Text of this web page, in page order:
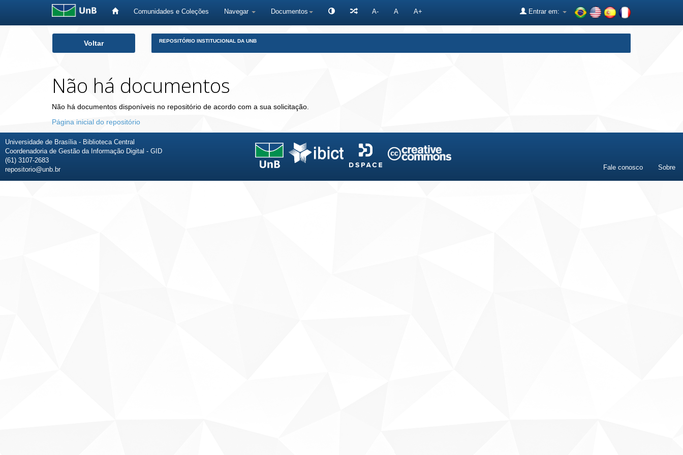
Comunidades e Coleções Navegar Documentos A- A A+ Entrar em:
Voltar REPOSITÓRIO INSTITUCIONAL DA UNB
Não há documentos
Não há documentos disponíveis no repositório de acordo com a sua solicitação.
Página inicial do repositório
Universidade de Brasília - Biblioteca Central
Coordenadoria de Gestão da Informação Digital - GID
(61) 3107-2683
repositorio@unb.br
Fale conosco Sobre